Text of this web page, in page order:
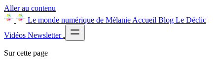
Aller au contenu
Le monde numérique de Mélanie Accueil Blog Le Déclic
Vidéos Newsletter
Sur cette page